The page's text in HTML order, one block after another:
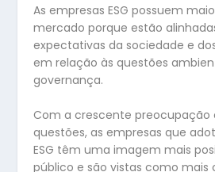
As empresas ESG possuem
mercado porque estão
expectativas da sociedade e
em relação às questões
governança.
Com a crescente preocupação
questões, as empresas que
ESG têm uma imagem mais
público e são vistas como